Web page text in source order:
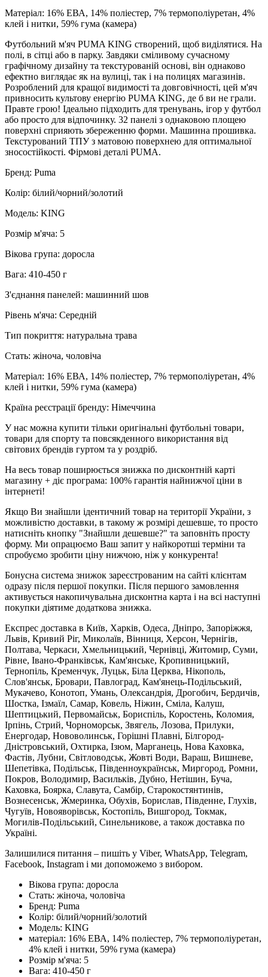
Матеріал: 16% ЕВА, 14% поліестер, 7% термополіуретан, 4%
клей і нитки, 59% гума (камера)
Футбольний м'яч PUMA KING створений, щоб виділятися. На
полі, в сітці або в парку. Завдяки сміливому сучасному
графічному дизайну та текстурованій основі, він однаково
ефектно виглядає як на вулиці, так і на полицях магазинів.
Розроблений для кращої видимості та довговічності, цей м'яч
привносить культову енергію PUMA KING, де б ви не грали.
Правте грою! Ідеально підходить для тренувань, ігор у футбол
або просто для відпочинку. 32 панелі з однаковою площею
поверхні сприяють збереженню форми. Машинна прошивка.
Текстурований ТПУ з матовою поверхнею для оптимальної
зносостійкості. Фірмові деталі PUMA.
Бренд: Puma
Колір: білий/чорний/золотий
Модель: KING
Розмір м'яча: 5
Вікова група: доросла
Вага: 410-450 г
З'єднання панелей: машинний шов
Рівень м'яча: Середній
Тип покриття: натуральна трава
Стать: жіноча, чоловіча
Матеріал: 16% ЕВА, 14% поліестер, 7% термополіуретан, 4%
клей і нитки, 59% гума (камера)
Країна реєстрації бренду: Німеччина
У нас можна купити тільки оригінальні футбольні товари,
товари для спорту та повсякденного використання від
світових брендів гуртом та у роздріб.
На весь товар поширюється знижка по дисконтній карті
магазину + діє програма: 100% гарантія найнижчої ціни в
інтернеті!
Якщо Ви знайшли ідентичний товар на території України, з
можливістю доставки, в такому ж розмірі дешевше, то просто
натисніть кнопку "Знайшли дешевше?" та заповніть просту
форму. Ми опрацюємо Ваш запит у найкоротші терміни та
спробуємо зробити ціну нижчою, ніж у конкурента!
Бонусна система знижок зареєстрованим на сайті клієнтам
одразу після першої покупки. Після першого замовлення
активується накопичувальна дисконтна карта і на всі наступні
покупки діятиме додаткова знижка.
Експрес доставка в Київ, Харків, Одеса, Дніпро, Запоріжжя,
Львів, Кривий Ріг, Миколаїв, Вінниця, Херсон, Чернігів,
Полтава, Черкаси, Хмельницький, Чернівці, Житомир, Суми,
Рівне, Івано-Франківськ, Кам'янське, Кропивницький,
Тернопіль, Кременчук, Луцьк, Біла Церква, Нікополь,
Слов'янськ, Бровари, Павлоград, Кам'янець-Подільський,
Мукачево, Конотоп, Умань, Олександрія, Дрогобич, Бердичів,
Шостка, Ізмаїл, Самар, Ковель, Ніжин, Сміла, Калуш,
Шептицький, Первомайськ, Бориспіль, Коростень, Коломия,
Ірпінь, Стрий, Чорноморськ, Звягель, Лозова, Прилуки,
Енергодар, Нововолинськ, Горішні Плавні, Білгород-
Дністровський, Охтирка, Ізюм, Марганець, Нова Каховка,
Фастів, Лубни, Світловодськ, Жовті Води, Вараш, Вишневе,
Шепетівка, Подільськ, Південноукраїнськ, Миргород, Ромни,
Покров, Володимир, Васильків, Дубно, Нетішин, Буча,
Каховка, Боярка, Славута, Самбір, Старокостянтинів,
Вознесенськ, Жмеринка, Обухів, Борислав, Південне, Глухів,
Чугуїв, Новояворівськ, Костопіль, Вишгород, Токмак,
Могилів-Подільський, Синельникове, а також доставка по
Україні.
Залишилися питання – пишіть у Viber, WhatsApp, Telegram,
Facebook, Instagram і ми допоможемо з вибором.
Вікова група: доросла
Стать: жіноча, чоловіча
Бренд: Puma
Колір: білий/чорний/золотий
Модель: KING
матеріал: 16% ЕВА, 14% поліестер, 7% термополіуретан,
4% клей і нитки, 59% гума (камера)
Розмір м'яча: 5
Вага: 410-450 г